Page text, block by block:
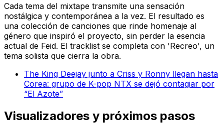
Cada tema del mixtape transmite una sensación
nostálgica y contemporánea a la vez. El resultado es
una colección de canciones que rinde homenaje al
género que inspiró el proyecto, sin perder la esencia
actual de Feid. El tracklist se completa con 'Recreo', un
tema solista que cierra la obra.
The King Deejay junto a Criss y Ronny llegan hasta
Corea: grupo de K-pop NTX se dejó contagiar por
“El Azote”
Visualizadores y próximos pasos